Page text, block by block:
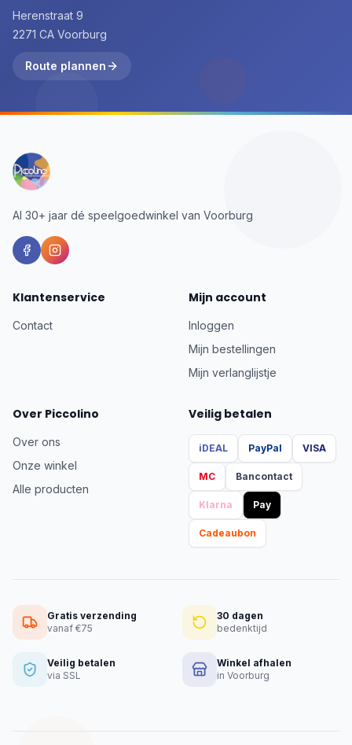
Herenstraat 9
2271 CA Voorburg
Route plannen
Al 30+ jaar dé speelgoedwinkel van Voorburg
Klantenservice
Contact
Mijn account
Inloggen
Mijn bestellingen
Mijn verlanglijstje
Over Piccolino
Over ons
Onze winkel
Alle producten
Veilig betalen
iDEAL PayPal VISA
MC Bancontact
Klarna Pay
Cadeaubon
Gratis verzending
vanaf €75
30 dagen
bedenktijd
Veilig betalen
via SSL
Winkel afhalen
in Voorburg